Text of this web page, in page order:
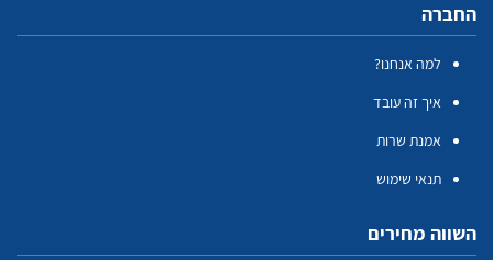
החברה
למה אנחנו?
איך זה עובד
אמנת שרות
תנאי שימוש
השווה מחירים